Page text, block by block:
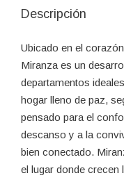
Descripción
Ubicado en el
Miranza es un
departamentos
hogar lleno de paz,
pensado para el
descanso y a la
bien conectado.
el lugar donde